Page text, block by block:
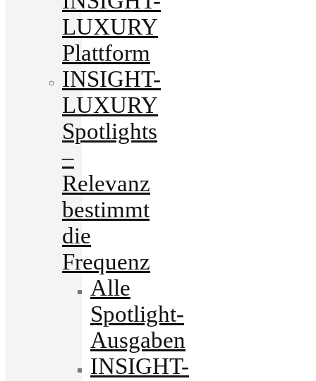
LUXURY
Plattform
INSIGHT-
LUXURY
Spotlights
–
Relevanz
bestimmt
die
Frequenz
Alle
Spotlight-
Ausgaben
INSIGHT-